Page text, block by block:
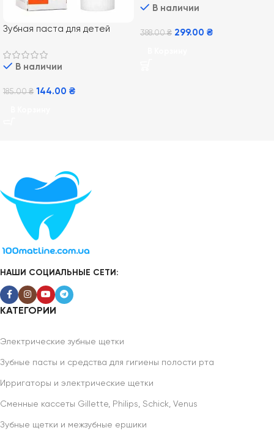
Зубная паста для детей
В наличии
185.00₴ 144.00 ₴
В наличии
388.00₴ 299.00 ₴
НАШИ СОЦИАЛЬНЫЕ СЕТИ:
КАТЕГОРИИ
Электрические зубные щетки
Зубные пасты и средства для гигиены полости рта
Ирригаторы и электрические щетки
Сменные кассеты Gillette, Philips, Schick, Venus
Зубные щетки и межзубные ершики